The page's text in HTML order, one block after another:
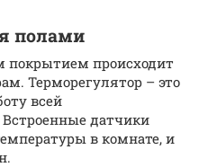
полами
покрытием происходит
Терморегулятор – это
всей
датчики
в комнате, и